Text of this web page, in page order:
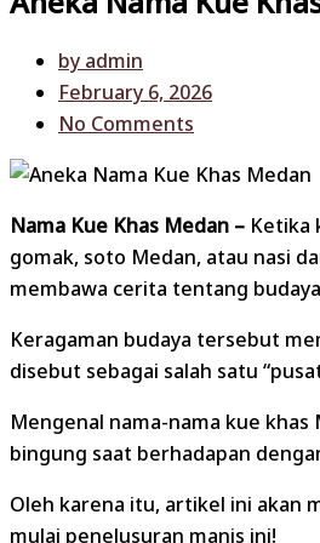
by admin
February 6, 2026
No Comments
Nama Kue Khas Medan – Ketika
gomak, soto Medan, atau nasi
membawa cerita tentang
Keragaman budaya tersebut
disebut sebagai salah satu
Mengenal nama-nama kue
bingung saat berhadapan
Oleh karena itu, artikel ini akan
mulai penelusuran manis ini!